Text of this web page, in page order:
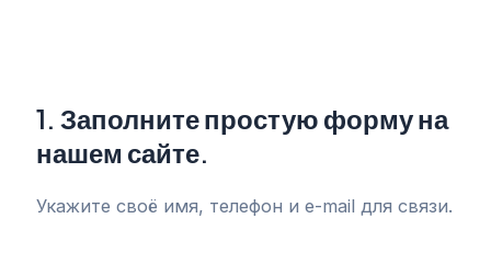
1. Заполните простую форму на
нашем сайте.
Укажите своё имя, телефон и e-mail для связи.